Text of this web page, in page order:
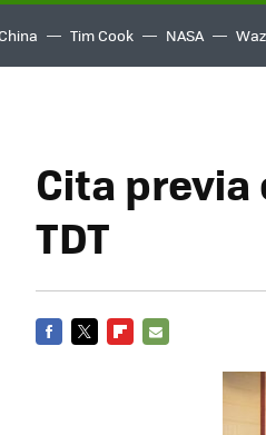
Tim Cook NASA
Cita previa
TDT